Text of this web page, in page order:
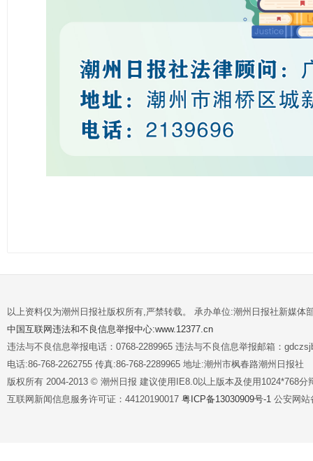
以上资料仅为潮州日报社版权所有,严禁转载。 承办单位:潮州日报社新媒体
中国互联网违法和不良信息举报中心:www.12377.cn
违法与不良信息举报电话：0768-2289965 违法与不良信息举报邮箱：
电话:86-768-2262755 传真:86-768-2289965 地址:潮州市枫春路潮州日报社
版权所有 2004-2013 © 潮州日报 建议使用IE8.0以上版本及使用1024*768分
互联网新闻信息服务许可证：44120190017 粤ICP备13030909号-1 公安网站